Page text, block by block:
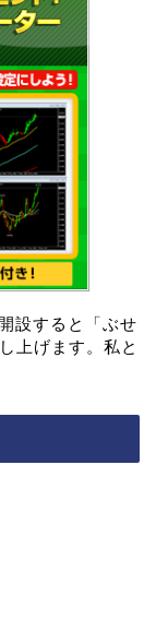
設すると「ぶせ
上げます。私と